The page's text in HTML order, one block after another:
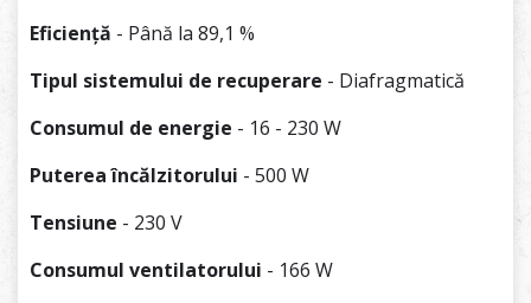
Eficiență - Până la 89,1 %
Tipul sistemului de recuperare - Diafragmatică
Consumul de energie - 16 - 230 W
Puterea încălzitorului - 500 W
Tensiune - 230 V
Consumul ventilatorului - 166 W